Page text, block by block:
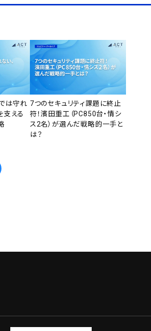
は守れ
支える
7つのセキュリティ課題に終止
符！濱田重工（PC850台・情シ
ス2名）が選んだ戦略的一手と
は？